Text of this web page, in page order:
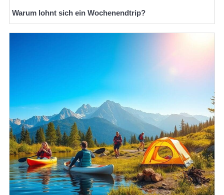
Warum lohnt sich ein Wochenendtrip?